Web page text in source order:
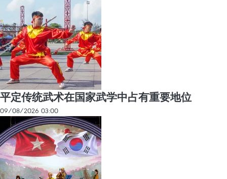
平定传统武术在国家武学中占有重要地位
09/08/2026 03:00